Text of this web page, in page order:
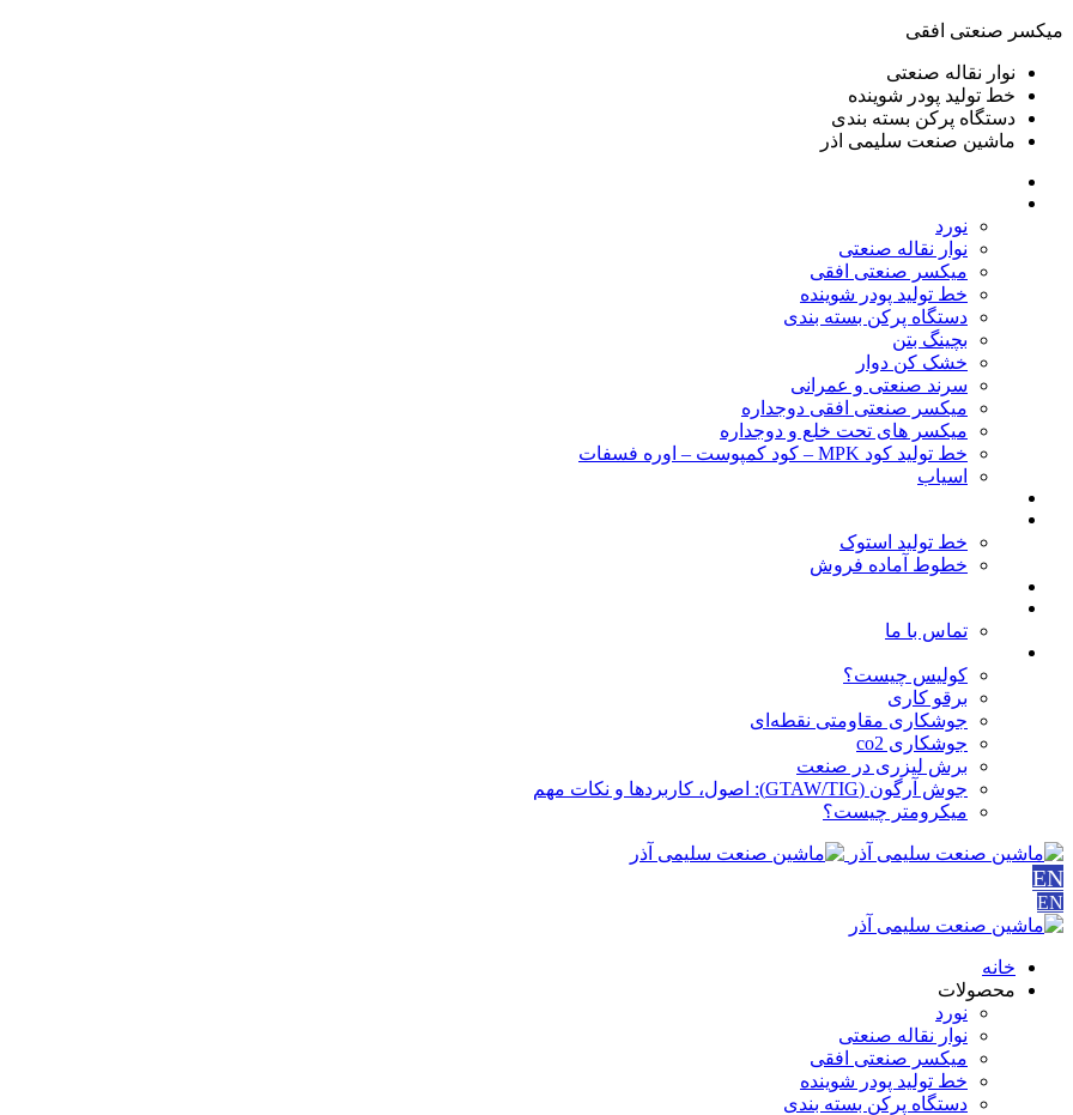
ميكسر صنعتی افقی
نوار نقاله صنعتی
خط تولید پودر شوينده
دستگاه پرکن بسته بندی
ماشين صنعت سليمی اذر
نورد
نوار نقاله صنعتی
ميكسر صنعتی افقی
خط تولید پودر شوينده
دستگاه پرکن بسته بندی
بچينگ بتن
خشک کن دوار
سرند صنعتی و عمرانی
میکسر صنعتی افقی دوجداره
میکسر های تحت خلع و دوجداره
خط تولید کود MPK – کود کمپوست – اوره فسفات
اسیاب
خط تولید استوک
خطوط آماده فروش
تماس با ما
کولیس چیست؟
برقو کاری
جوشکاری مقاومتی نقطه‌ای
جوشکاری co2
برش لیزری در صنعت
جوش آرگون (GTAW/TIG): اصول، کاربردها و نکات مهم
میکرومتر چیست؟
EN
EN
خانه
محصولات
نورد
نوار نقاله صنعتی
ميكسر صنعتی افقی
خط تولید پودر شوينده
دستگاه پرکن بسته بندی